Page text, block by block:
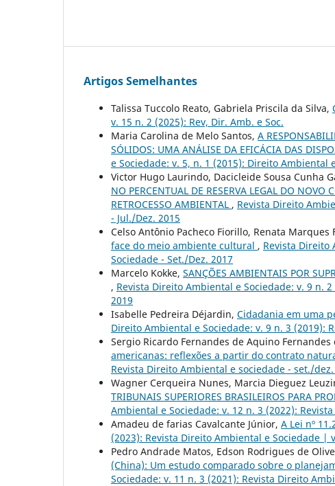
Artigos Semelhantes
Talissa Tuccolo Reato, Gabriela Priscila da Silva,
v. 15 n. 2 (2025): Rev, Dir. Amb. e Soc.
Maria Carolina de Melo Santos, A
SÓLIDOS: UMA ANÁLISE DA EFICÁCIA DAS
e Sociedade: v. 5, n. 1 (2015): Direito Ambiental
Victor Hugo Laurindo, Dacicleide Sousa Cunha
NO PERCENTUAL DE RESERVA LEGAL DO
RETROCESSO AMBIENTAL , Revista Direito
- Jul./Dez. 2015
Celso Antônio Pacheco Fiorillo, Renata Marques
face do meio ambiente cultural , Revista Direito
Sociedade - Set./Dez. 2017
Marcelo Kokke, SANÇÕES AMBIENTAIS POR
, Revista Direito Ambiental e Sociedade: v. 9 n.
2019
Isabelle Pedreira Déjardin, Cidadania em uma
Direito Ambiental e Sociedade: v. 9 n. 3 (2019):
Sergio Ricardo Fernandes de Aquino Fernandes
americanas: reflexões a partir do contrato
Revista Direito Ambiental e sociedade - set./dez.
Wagner Cerqueira Nunes, Marcia Dieguez
TRIBUNAIS SUPERIORES BRASILEIROS PARA
Ambiental e Sociedade: v. 12 n. 3 (2022):
Amadeu de farias Cavalcante Júnior, A Lei nº
(2023): Revista Direito Ambiental e Sociedade |
Pedro Andrade Matos, Edson Rodrigues de
(China): Um estudo comparado sobre o
Sociedade: v. 11 n. 3 (2021): Revista Direito